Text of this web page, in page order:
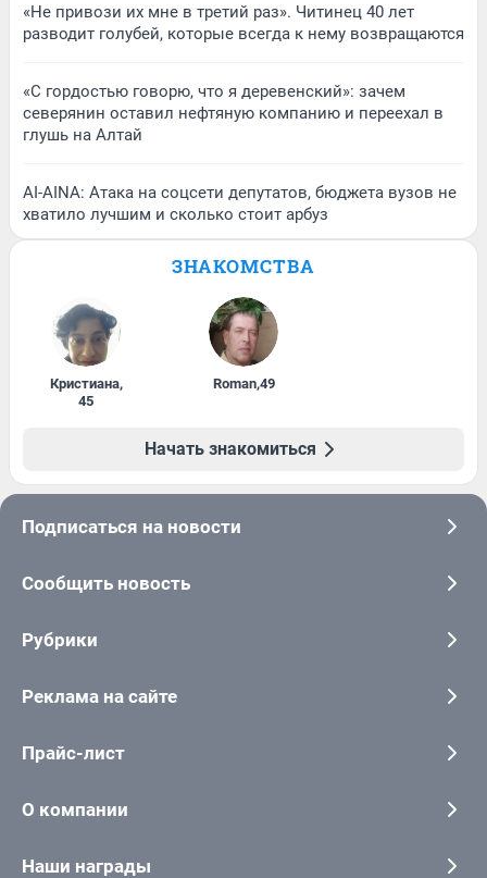
«Не привози их мне в третий раз». Читинец 40 лет
разводит голубей, которые всегда к нему возвращаются
«С гордостью говорю, что я деревенский»: зачем
северянин оставил нефтяную компанию и переехал в
глушь на Алтай
AI-AINA: Атака на соцсети депутатов, бюджета вузов не
хватило лучшим и сколько стоит арбуз
ЗНАКОМСТВА
Кристиана,
45
Roman,49
Начать знакомиться
Подписаться на новости
Сообщить новость
Рубрики
Реклама на сайте
Прайс-лист
О компании
Наши награды